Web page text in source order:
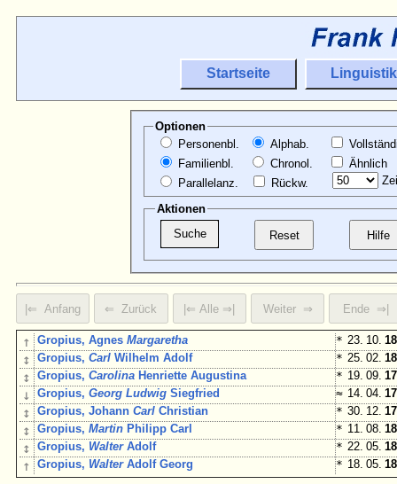
Startseite Linguistik
Optionen
Personenbl.
Familienbl.
Parallelanz.
Alphab.
Chronol.
Rückw.
Ähnlich
Aktionen
↑ Gropius, AgnesMargaretha * 23. 10.
↕ Gropius,Carl Wilhelm Adolf * 25. 02.
↕ Gropius,Carolina Henriette Augustina * 19. 09.
↓ Gropius,Georg Ludwig Siegfried ≈ 14. 04.
↕ Gropius, JohannCarl Christian * 30. 12.
↕ Gropius,Martin Philipp Carl * 11. 08.
↕ Gropius, WalterAdolf * 22. 05.
↑ Gropius, WalterAdolf Georg * 18. 05.